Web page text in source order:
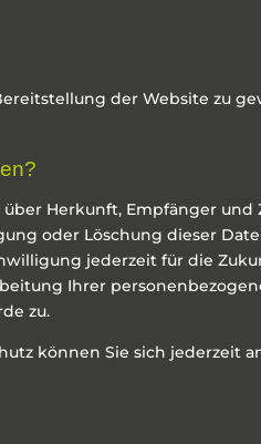
der Website zu
Herkunft, Empfänger
oder Löschung dieser
jederzeit für die
Ihrer
zu.
können Sie sich jederzeit